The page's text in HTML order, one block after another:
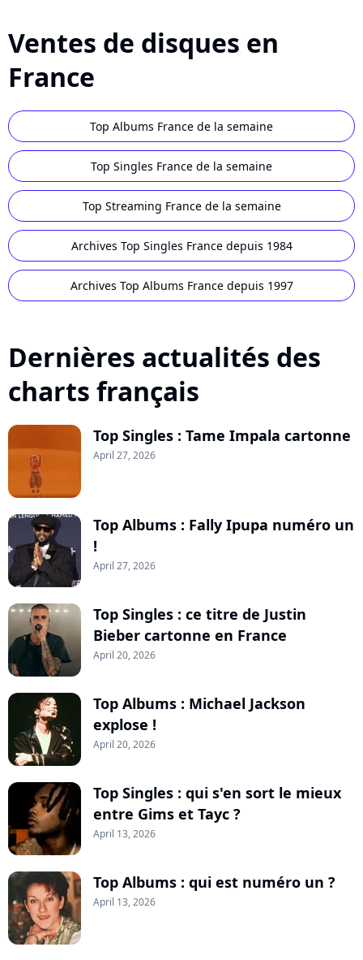
Ventes de disques en
France
Top Albums France de la semaine
Top Singles France de la semaine
Top Streaming France de la semaine
Archives Top Singles France depuis 1984
Archives Top Albums France depuis 1997
Dernières actualités des
charts français
Top Singles : Tame Impala cartonne
April 27, 2026
Top Albums : Fally Ipupa numéro un
!
April 27, 2026
Top Singles : ce titre de Justin
Bieber cartonne en France
April 20, 2026
Top Albums : Michael Jackson
explose !
April 20, 2026
Top Singles : qui s'en sort le mieux
entre Gims et Tayc ?
April 13, 2026
Top Albums : qui est numéro un ?
April 13, 2026